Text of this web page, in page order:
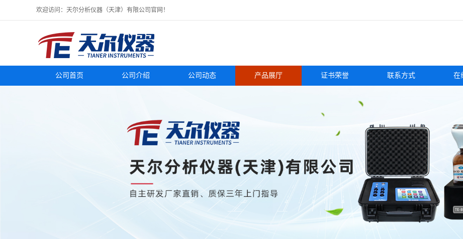
欢迎访问：天尔分析仪器（天津）有限公司官网！
公司首页 公司介绍 公司动态 产品展厅 证书荣誉 联系方式 在